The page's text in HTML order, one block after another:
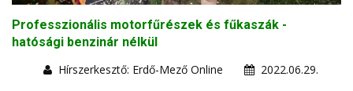
Professzionális motorfűrészek és fűkaszák -
hatósági benzinár nélkül
Hírszerkesztő: Erdő-Mező Online
2022.06.29.